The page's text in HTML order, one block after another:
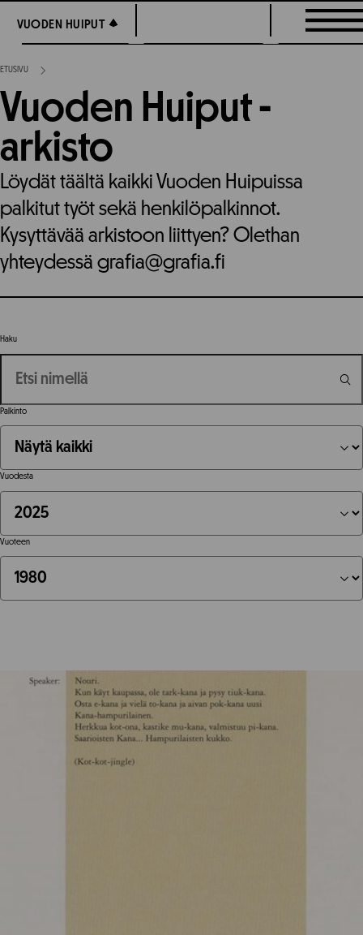
suoraan
sisältöön
VUODEN HUIPUT
VUODEN HUIPUT
ETUSIVU
Vuoden Huiput -
arkisto
Löydät täältä kaikki Vuoden Huipuissa
palkitut työt sekä henkilöpalkinnot.
Kysyttävää arkistoon liittyen? Olethan
yhteydessä grafia@grafia.fi
Haku
Palkinto
Vuodesta
Vuoteen